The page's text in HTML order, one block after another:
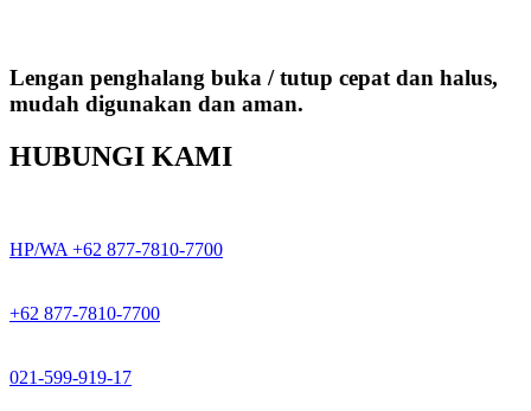
Lengan penghalang buka / tutup cepat dan halus,
mudah digunakan dan aman.
HUBUNGI KAMI
HP/WA +62 877-7810-7700
+62 877-7810-7700
021-599-919-17